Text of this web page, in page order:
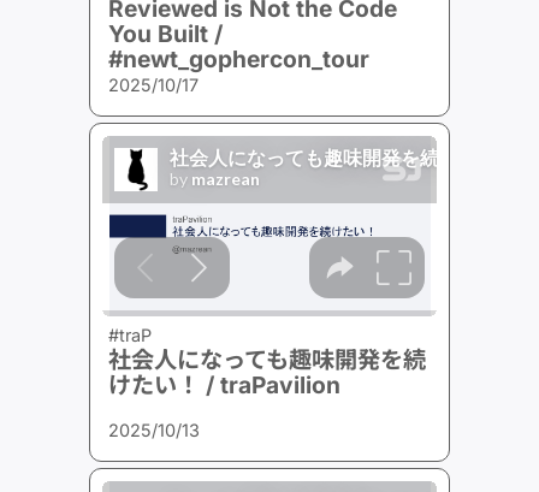
Reviewed is Not the Code
You Built /
#newt_gophercon_tour
2025/10/17
#traP
社会人になっても趣味開発を続
けたい！ / traPavilion
2025/10/13